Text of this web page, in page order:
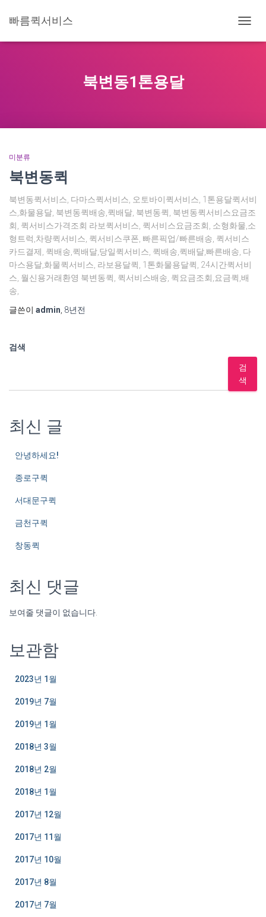
빠름퀵서비스
비
북변동1톤용달
미분류
북변동퀵
북변동퀵서비스, 다마스퀵서비스, 오토바이퀵서비스, 1톤용달퀵서비
스,화물용달, 북변동퀵배송,퀵배달, 북변동퀵, 북변동퀵서비스요금조
회, 퀵서비스가격조회 라보퀵서비스, 퀵서비스요금조회, 소형화물,소
형트럭,차량퀵서비스, 퀵서비스쿠폰, 빠른픽업/빠른배송, 퀵서비스
카드결제, 퀵배송,퀵배달,당일퀵서비스, 퀵배송,퀵배달,빠른배송, 다
마스용달,화물퀵서비스, 라보용달퀵, 1톤화물용달퀵, 24시간퀵서비
스, 월신용거래환영 북변동퀵, 퀵서비스배송, 퀵요금조회,요금퀵,배
송,
글쓴이 admin 8년전
검색
검
색
최신 글
안녕하세요!
종로구퀵
서대문구퀵
금천구퀵
창동퀵
최신 댓글
보여줄 댓글이 없습니다.
보관함
2023년 1월
2019년 7월
2019년 1월
2018년 3월
2018년 2월
2018년 1월
2017년 12월
2017년 11월
2017년 10월
2017년 8월
2017년 7월